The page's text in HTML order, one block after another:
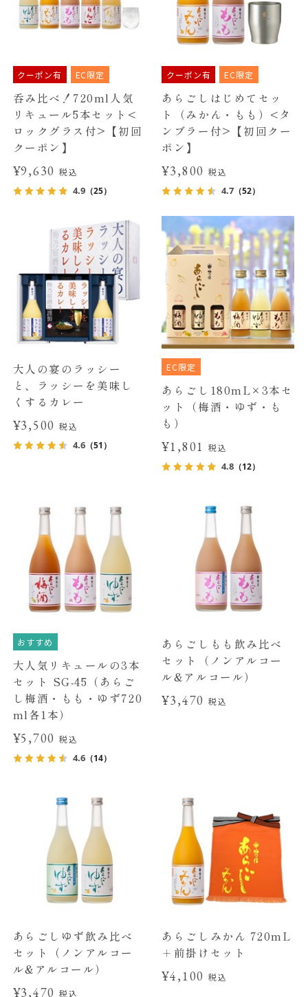
クーポン有 EC限定
呑み比べ！720ml人気
リキュール5本セット<
ロックグラス付>【初回
クーポン】
¥9,630税込
4.9（25）
クーポン有 EC限定
あらごしはじめてセッ
ト（みかん・もも）<タ
ンブラー付>【初回クー
ポン】
¥3,800 税込
4.7 （52）
大人の宴のラッシー
と、ラッシーを美味し
くするカレー
¥3,500税込
4.6（51）
EC限定
あらごし180mL×3本セ
ット（梅酒・ゆず・も
も）
¥1,801 税込
4.8 （12）
おすすめ
大人気リキュールの3本
セット SG-45（あらご
し梅酒・もも・ゆず720
ml各1本）
¥5,700税込
4.6（14）
あらごしもも飲み比べ
セット（ノンアルコー
ル&アルコール）
¥3,470 税込
あらごしゆず飲み比べ
セット（ノンアルコー
ル&アルコール）
¥3,470税込
あらごしみかん 720mL
＋前掛けセット
¥4,100 税込